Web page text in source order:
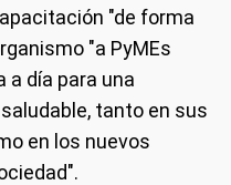
"de forma
"a PyMEs
a día para una
tanto en sus
en los nuevos